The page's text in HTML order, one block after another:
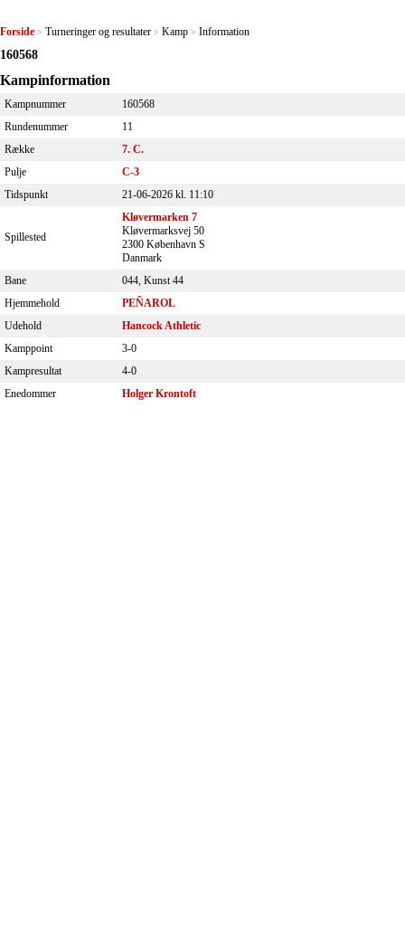
Forside > Turneringer og resultater > Kamp > Information
160568
Kampinformation
Kampnummer
160568
Rundenummer
11
Række
7. C.
Pulje
C-3
Tidspunkt
21-06-2026 kl. 11:10
Spillested
Kløvermarken 7
Kløvermarksvej 50
2300 København S
Danmark
Bane
044, Kunst 44
Hjemmehold
PEÑAROL
Udehold
Hancock Athletic
Kamppoint
3-0
Kampresultat
4-0
Enedommer
Holger Krontoft